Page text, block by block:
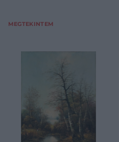
MEGTEKINTEM